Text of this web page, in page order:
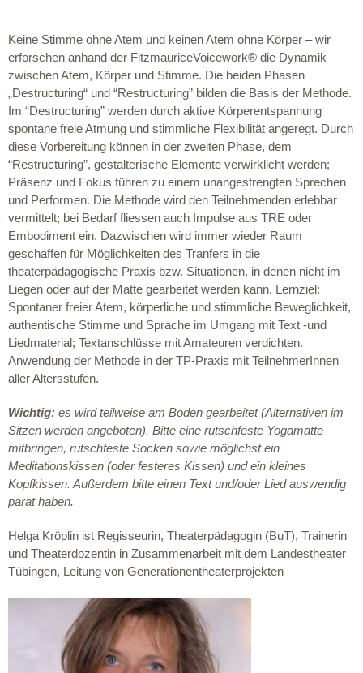
Keine Stimme ohne Atem und keinen Atem ohne Körper – wir
erforschen anhand der FitzmauriceVoicework® die Dynamik
zwischen Atem, Körper und Stimme. Die beiden Phasen
„Destructuring“ und “Restructuring” bilden die Basis der Methode.
Im “Destructuring” werden durch aktive Körperentspannung
spontane freie Atmung und stimmliche Flexibilität angeregt. Durch
diese Vorbereitung können in der zweiten Phase, dem
“Restructuring”, gestalterische Elemente verwirklicht werden;
Präsenz und Fokus führen zu einem unangestrengten Sprechen
und Performen. Die Methode wird den Teilnehmenden erlebbar
vermittelt; bei Bedarf fliessen auch Impulse aus TRE oder
Embodiment ein. Dazwischen wird immer wieder Raum
geschaffen für Möglichkeiten des Tranfers in die
theaterpädagogische Praxis bzw. Situationen, in denen nicht im
Liegen oder auf der Matte gearbeitet werden kann. Lernziel:
Spontaner freier Atem, körperliche und stimmliche Beweglichkeit,
authentische Stimme und Sprache im Umgang mit Text -und
Liedmaterial; Textanschlüsse mit Amateuren verdichten.
Anwendung der Methode in der TP-Praxis mit TeilnehmerInnen
aller Altersstufen.
Wichtig: es wird teilweise am Boden gearbeitet (Alternativen im
Sitzen werden angeboten). Bitte eine rutschfeste Yogamatte
mitbringen, rutschfeste Socken sowie möglichst ein
Meditationskissen (oder festeres Kissen) und ein kleines
Kopfkissen. Außerdem bitte einen Text und/oder Lied auswendig
parat haben.
Helga Kröplin ist Regisseurin, Theaterpädagogin (BuT), Trainerin
und Theaterdozentin in Zusammenarbeit mit dem Landestheater
Tübingen, Leitung von Generationentheaterprojekten